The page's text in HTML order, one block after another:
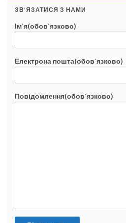
ЗВ’ЯЗАТИСЯ З НАМИ
Ім`я(обов`язково)
Електрона пошта(обов`язково)
Повідомлення(обов`язково)